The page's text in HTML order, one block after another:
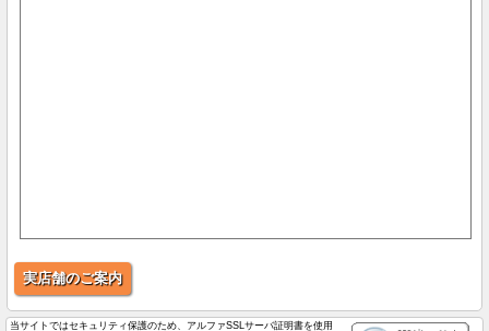
実店舗のご案内
当サイトではセキュリティ保護のため、アルファSSLサーバ証明書を使用